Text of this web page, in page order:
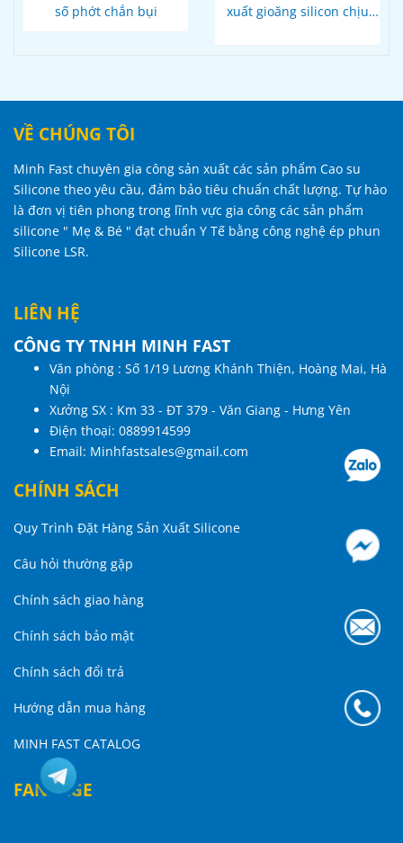
số phớt chắn bụi
xuất gioăng silicon chịu
VỀ CHÚNG TÔI
Minh Fast chuyên gia công sản xuất các sản phẩm Cao su
Silicone theo yêu cầu, đảm bảo tiêu chuẩn chất lượng. Tự hào
là đơn vị tiên phong trong lĩnh vực gia công các sản phẩm
silicone " Mẹ & Bé " đạt chuẩn Y Tế bằng công nghệ ép phun
Silicone LSR.
LIÊN HỆ
CÔNG TY TNHH MINH FAST
Văn phòng : Số 1/19 Lương Khánh Thiện, Hoàng Mai, Hà
Nội
Xưởng SX : Km 33 - ĐT 379 - Văn Giang - Hưng Yên
Điện thoại: 0889914599
Email: Minhfastsales@gmail.com
CHÍNH SÁCH
Quy Trình Đặt Hàng Sản Xuất Silicone
Câu hỏi thường gặp
Chính sách giao hàng
Chính sách bảo mật
Chính sách đổi trả
Hướng dẫn mua hàng
MINH FAST CATALOG
FANPAGE